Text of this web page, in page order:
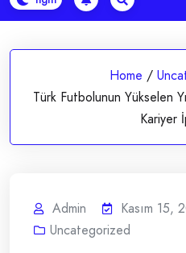
Home /
Türk Futbolunun Yükselen
Kariyer
Admin
Kasım 15,
Uncategorized